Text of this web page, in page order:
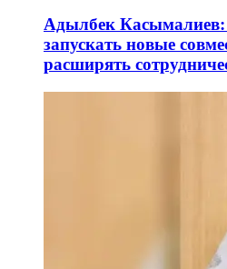
Адылбек
запускать новые
расширять